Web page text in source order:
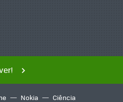
Nokia Ciência